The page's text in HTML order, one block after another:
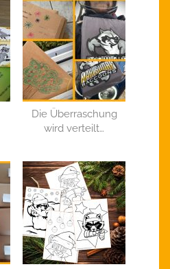
Die Überraschung
wird verteilt…